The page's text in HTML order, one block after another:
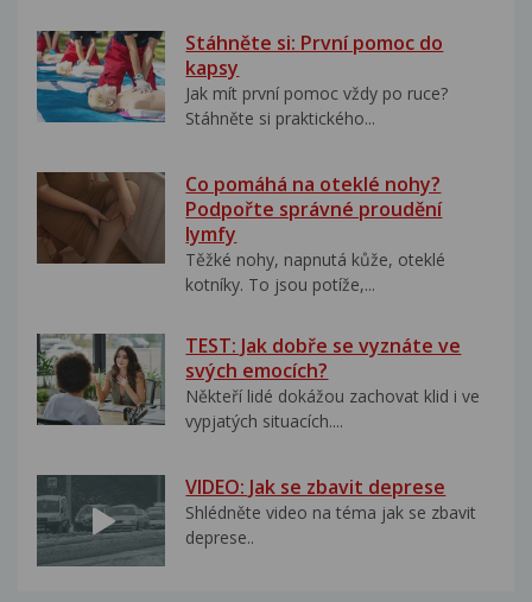
Stáhněte si: První pomoc do
kapsy
Jak mít první pomoc vždy po ruce?
Stáhněte si praktického...
Co pomáhá na oteklé nohy?
Podpořte správné proudění
lymfy
Těžké nohy, napnutá kůže, oteklé
kotníky. To jsou potíže,...
TEST: Jak dobře se vyznáte ve
svých emocích?
Někteří lidé dokážou zachovat klid i ve
vypjatých situacích....
VIDEO: Jak se zbavit deprese
Shlédněte video na téma jak se zbavit
deprese..